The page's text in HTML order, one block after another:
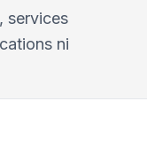
services
ni